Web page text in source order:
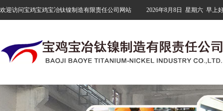
欢迎访问宝鸡宝鸡宝冶钛镍制造有限责任公司网站 2026年8月8日 星期六 早上